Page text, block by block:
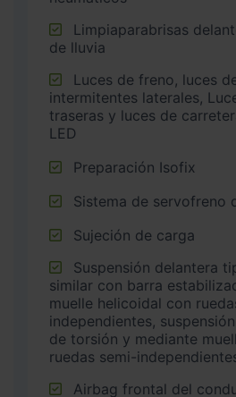
de lluvia
intermitentes laterales,
traseras y luces de
LED
Preparación Isofix
Sistema de servofreno
Sujeción de carga
similar con barra
muelle helicoidal con
independientes,
de torsión y mediante
ruedas semi-